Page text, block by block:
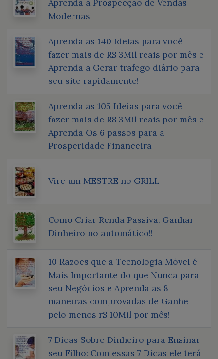
Aprenda a Prospecção de Vendas
Modernas!
Aprenda as 140 Ideias para você
fazer mais de R$ 3Mil reais por mês e
Aprenda a Gerar trafego diário para
seu site rapidamente!
Aprenda as 105 Ideias para você
fazer mais de R$ 3Mil reais por mês e
Aprenda Os 6 passos para a
Prosperidade Financeira
Vire um MESTRE no GRILL
Como Criar Renda Passiva: Ganhar
Dinheiro no automático!!
10 Razões que a Tecnologia Móvel é
Mais Importante do que Nunca para
seu Negócios e Aprenda as 8
maneiras comprovadas de Ganhe
pelo menos r$ 10Mil por mês!
7 Dicas Sobre Dinheiro para Ensinar
seu Filho: Com essas 7 Dicas ele terá